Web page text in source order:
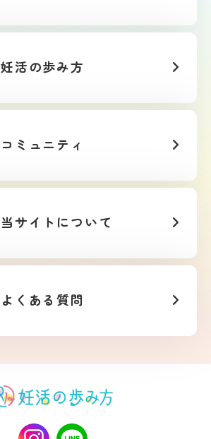
妊活の歩み方
コミュニティ
当サイトについて
よくある質問